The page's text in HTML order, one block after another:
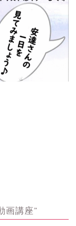
画講座”